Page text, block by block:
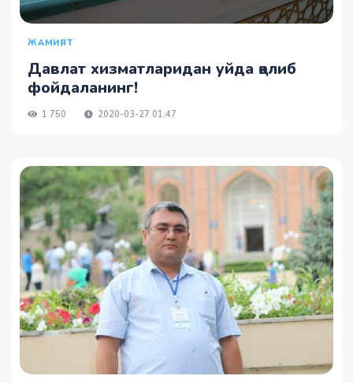
ЖАМИЯТ
Давлат хизматларидан уйда қолиб
фойдаланинг!
1 750 2020-03-27 01:47